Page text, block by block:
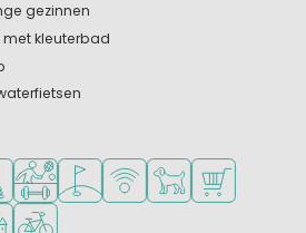
gezinnen
kleuterbad
zwembadvoor jonge kinderen
Veel mogelijkheden om te sporten
Golfbaan in de buurt
WiFi beschikbaar
Huisdieren
Fietsverhuur